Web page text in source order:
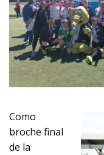
Como
broche final
de la